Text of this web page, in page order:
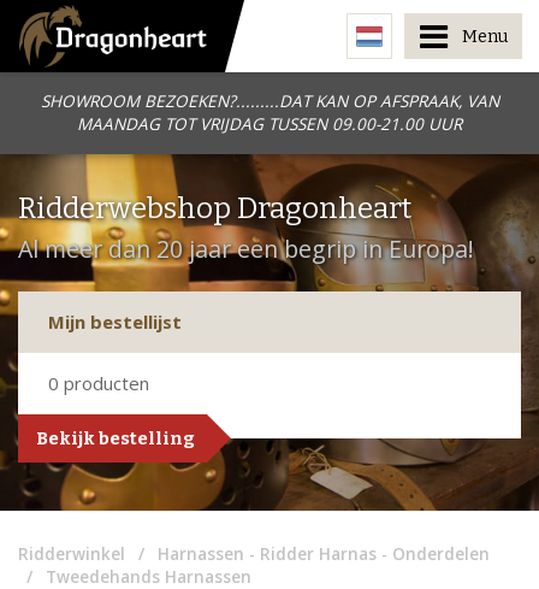
SHOWROOM BEZOEKEN?.........DAT KAN OP AFSPRAAK, VAN
MAANDAG TOT VRIJDAG TUSSEN 09.00-21.00 UUR
Menu
Ridderwebshop Dragonheart
Al meer dan 20 jaar een begrip in Europa!
Mijn bestellijst
0 producten
Bekijk bestelling
Ridderwinkel
Harnassen - Ridder Harnas - Onderdelen
Tweedehands Harnassen